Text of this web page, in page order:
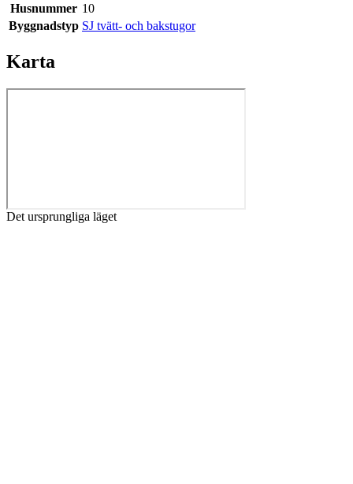
Husnummer 10
Byggnadstyp SJ tvätt- och bakstugor
Karta
Det ursprungliga läget